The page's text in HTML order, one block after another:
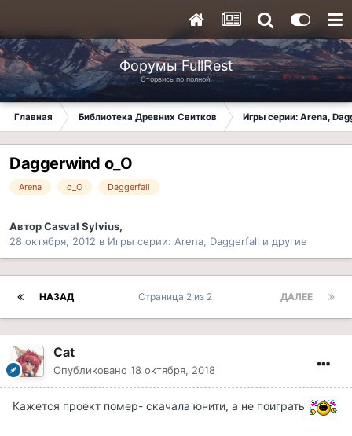
Форумы FullRest
Оторвись по полной!
Главная Библиотека Древних Свитков Игры серии: Arena,
Daggerwind o_O
Arena o_O Daggerfall
АвторCasval Sylvius,
28 октября, 2012 в Игры серии: Arena, Daggerfall и другие
НАЗАД ДАЛЕЕ
Страница 2 из 2
Cat
Опубликовано 18 октября, 2018
Кажется проект помер- скачала юнити, а не поиграть